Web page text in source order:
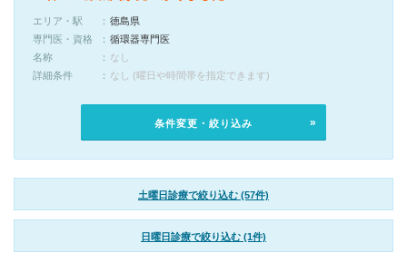
エリア・駅
徳島県
専門医・資格
循環器専門医
名称
なし
詳細条件
なし (曜日や時間帯を指定できます)
条件変更・絞り込み
土曜日診療で絞り込む (57件)
日曜日診療で絞り込む (1件)